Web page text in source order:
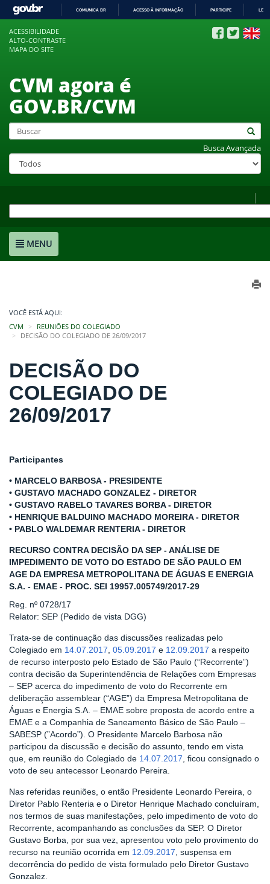
COMUNICA BR ACESSO À INFORMAÇÃO PARTICIPE
ACESSIBILIDADE
ALTO-CONTRASTE
MAPA DO SITE
CVM agora é
GOV.BR/CVM
Busca Avançada
MENU
VOCÊ ESTÁ AQUI:
CVM
REUNIÕES DO COLEGIADO
DECISÃO DO COLEGIADO DE 26/09/2017
DECISÃO DO
COLEGIADO DE
26/09/2017
Participantes
• MARCELO BARBOSA - PRESIDENTE
• GUSTAVO MACHADO GONZALEZ - DIRETOR
• GUSTAVO RABELO TAVARES BORBA - DIRETOR
• HENRIQUE BALDUINO MACHADO MOREIRA - DIRETOR
• PABLO WALDEMAR RENTERIA - DIRETOR
RECURSO CONTRA DECISÃO DA SEP - ANÁLISE DE
IMPEDIMENTO DE VOTO DO ESTADO DE SÃO PAULO EM
AGE DA EMPRESA METROPOLITANA DE ÁGUAS E ENERGIA
S.A. - EMAE - PROC. SEI 19957.005749/2017-29
Reg. nº 0728/17
Relator: SEP (Pedido de vista DGG)
Trata-se de continuação das discussões realizadas pelo
Colegiado em 14.07.2017 05.09.2017 e 12.09.2017 a respeito
de recurso interposto pelo Estado de São Paulo (“Recorrente”)
contra decisão da Superintendência de Relações com Empresas
– SEP acerca do impedimento de voto do Recorrente em
deliberação assemblear (“AGE”) da Empresa Metropolitana de
Águas e Energia S.A. – EMAE sobre proposta de acordo entre a
EMAE e a Companhia de Saneamento Básico de São Paulo –
SABESP (”Acordo”). O Presidente Marcelo Barbosa não
participou da discussão e decisão do assunto, tendo em vista
que, em reunião do Colegiado de 14.07.2017 , ficou consignado o
voto de seu antecessor Leonardo Pereira.
Nas referidas reuniões, o então Presidente Leonardo Pereira, o
Diretor Pablo Renteria e o Diretor Henrique Machado concluíram,
nos termos de suas manifestações, pelo impedimento de voto do
Recorrente, acompanhando as conclusões da SEP. O Diretor
Gustavo Borba, por sua vez, apresentou voto pelo provimento do
recurso na reunião ocorrida em 12.09.2017 , suspensa em
decorrência do pedido de vista formulado pelo Diretor Gustavo
Gonzalez.